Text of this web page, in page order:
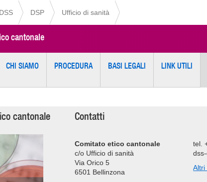
DSS DSP Ufficio di sanità
cantonale
CHI SIAMO PROCEDURA BASI LEGALI LINK UTILI
cantonale Contatti
Comitato etico cantonale
c/o Ufficio di sanità
Via Orico 5
6501 Bellinzona
tel.
Altri